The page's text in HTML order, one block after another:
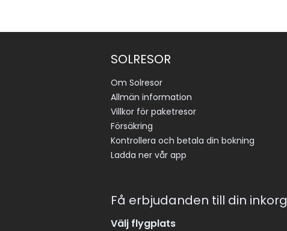
SOLRESOR
Om Solresor
Allmän information
Villkor för paketresor
Försäkring
Kontrollera och betala din bokning
Ladda ner vår app
Få erbjudanden till din inkorg
Välj flygplats